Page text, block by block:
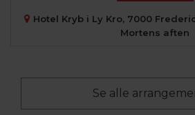
Hotel Kryb i Ly Kro, 7000
Mortens aften
Se alle